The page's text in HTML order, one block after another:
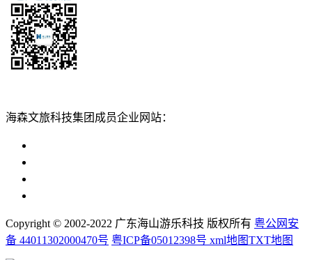
海森文旅科技集团成员企业网站：
Copyright © 2002-2022 广东海山游乐科技 版权所有 粤公网安
备 44011302000470号 粤ICP备05012398号 xml地图TXT地图